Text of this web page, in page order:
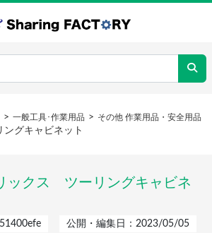
一般工具･作業用品 その他 作業用品・安全用品
グキャビネット
ックス ツーリングキャビネ
公開・編集日：2023/05/05